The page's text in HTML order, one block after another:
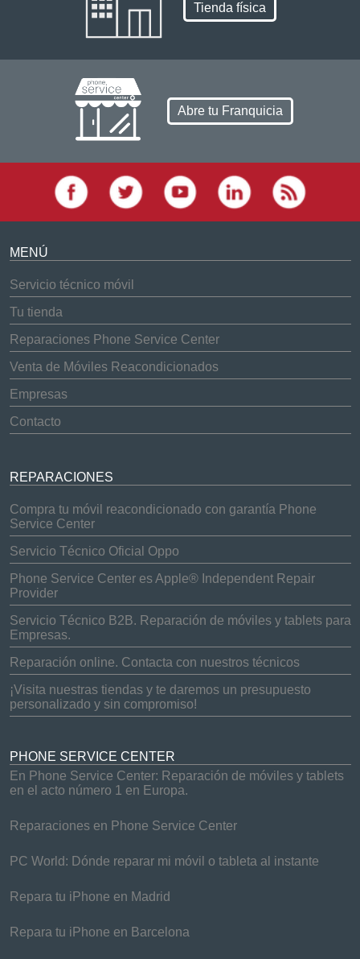
Tienda física
Abre tu Franquicia
MENÚ
Servicio técnico móvil
Tu tienda
Reparaciones Phone Service Center
Venta de Móviles Reacondicionados
Empresas
Contacto
REPARACIONES
Compra tu móvil reacondicionado con garantía Phone
Service Center
Servicio Técnico Oficial Oppo
Phone Service Center es Apple® Independent Repair
Provider
Servicio Técnico B2B. Reparación de móviles y tablets para
Empresas.
Reparación online. Contacta con nuestros técnicos
¡Visita nuestras tiendas y te daremos un presupuesto
personalizado y sin compromiso!
PHONE SERVICE CENTER
En Phone Service Center: Reparación de móviles y tablets
en el acto número 1 en Europa.
Reparaciones en Phone Service Center
PC World: Dónde reparar mi móvil o tableta al instante
Repara tu iPhone en Madrid
Repara tu iPhone en Barcelona